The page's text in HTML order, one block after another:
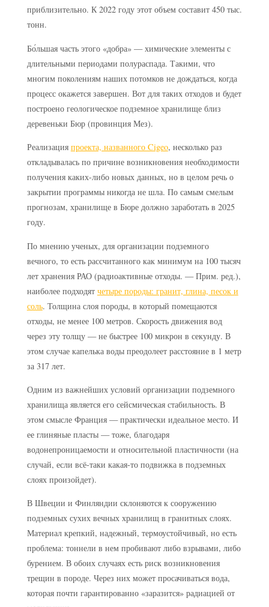
приблизительно. К 2022 году этот объем составит 450 тыс.
тонн.
Бо́льшая часть этого «добра» — химические элементы с
длительными периодами полураспада. Такими, что
многим поколениям наших потомков не дождаться, когда
процесс окажется завершен. Вот для таких отходов и будет
построено геологическое подземное хранилище близ
деревеньки Бюр (провинция Мез).
Реализация проекта, названного Cigeo, несколько раз
откладывалась по причине возникновения необходимости
получения каких-либо новых данных, но в целом речь о
закрытии программы никогда не шла. По самым смелым
прогнозам, хранилище в Бюре должно заработать в 2025
году.
По мнению ученых, для организации подземного
вечного, то есть рассчитанного как минимум на 100 тысяч
лет хранения РАО (радиоактивные отходы. — Прим. ред.),
наиболее подходят четыре породы: гранит, глина, песок и
соль. Толщина слоя породы, в который помещаются
отходы, не менее 100 метров. Скорость движения вод
через эту толщу — не быстрее 100 микрон в секунду. В
этом случае капелька воды преодолеет расстояние в 1 метр
за 317 лет.
Одним из важнейших условий организации подземного
хранилища является его сейсмическая стабильность. В
этом смысле Франция — практически идеальное место. И
ее глиняные пласты — тоже, благодаря
водонепроницаемости и относительной пластичности (на
случай, если всё-таки какая-то подвижка в подземных
слоях произойдет).
В Швеции и Финляндии склоняются к сооружению
подземных сухих вечных хранилищ в гранитных слоях.
Материал крепкий, надежный, термоустойчивый, но есть
проблема: тоннели в нем пробивают либо взрывами, либо
бурением. В обоих случаях есть риск возникновения
трещин в породе. Через них может просачиваться вода,
которая почти гарантированно «заразится» радиацией от